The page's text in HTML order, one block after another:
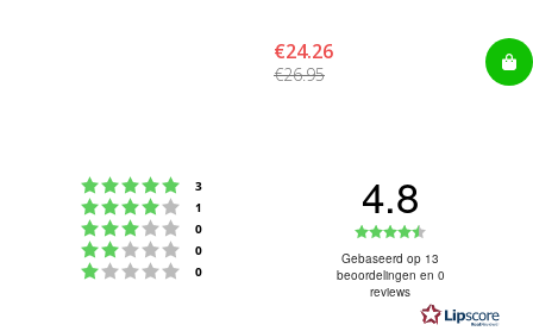
€24.26
€26.95
Beoordeling: 5 uit 5 sterren
3
Beoordeling: 4 uit 5 sterren
1
Beoordeling: 3 uit 5 sterren
0
Beoordeling: 2 uit 5 sterren
0
Beoordeling: 1 uit 5 sterren
0
4.8
4.8
uit
5
Gebaseerd op 13
beoordelingen en 0
reviews